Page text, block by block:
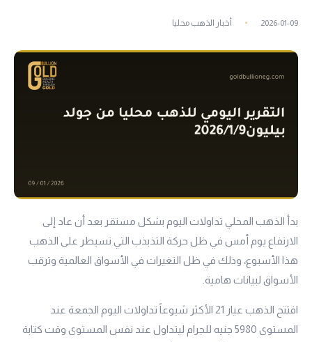
2026-01-09 أخبار الذهب محليا
بدأ الذهب المحلي تداولات اليوم بشكل مستقر بعد أن عاد إلى
الارتفاع يوم أمس في ظل حركة التذبذب التي تسيطر على الذهب
هذا الأسبوع، وذلك في ظل التغيرات في الأسواق العالمية وترقب
الأسواق لبيانات هامية.
افتتح الذهب عيار 21
الأكثر شيوعاً تداولات اليوم الجمعة عند
المستوى 5980 جنيه للجرام ليتداول عند نفس المستوى وقت كتابة